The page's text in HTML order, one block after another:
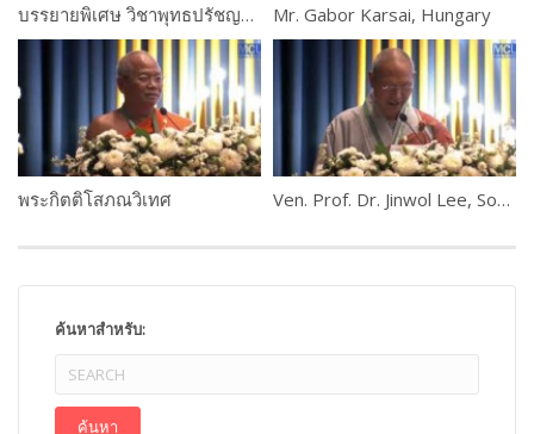
บรรยายพิเศษ วิชาพุทธปรัชญาแห่งศาสตร์ เรื่อง”การเข้าถึงความรู้” โดย พระราชปริยัติกวี, ศ.ดร. รองอธิการบดีฝ่ายวิชาการ Mr. Gabor Karsai, Hungary
พระกิตติโสภณวิเทศ Ven. Prof. Dr. Jinwol Lee, South Korea
ค้นหาสำหรับ: